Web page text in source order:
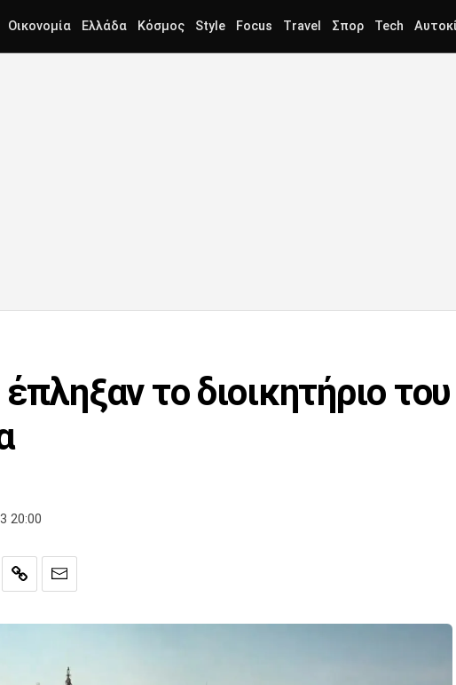
Οικονομία Ελλάδα Κόσμος Style Focus Travel Σπορ Tech
το διοικητήριο
20:00